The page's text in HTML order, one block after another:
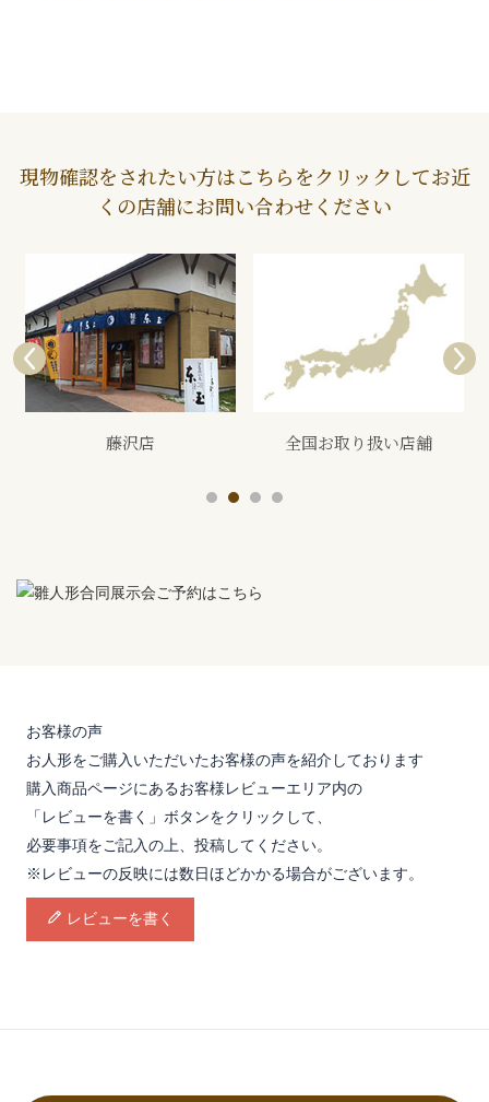
現物確認をされたい方はこちらをクリックしてお近
くの店舗にお問い合わせください
全国お取り扱い店舗 展示会
お客様の声
お人形をご購入いただいたお客様の声を紹介しております
購入商品ページにあるお客様レビューエリア内の
「レビューを書く」ボタンをクリックして、
必要事項をご記入の上、投稿してください。
※レビューの反映には数日ほどかかる場合がございます。
レビューを書く